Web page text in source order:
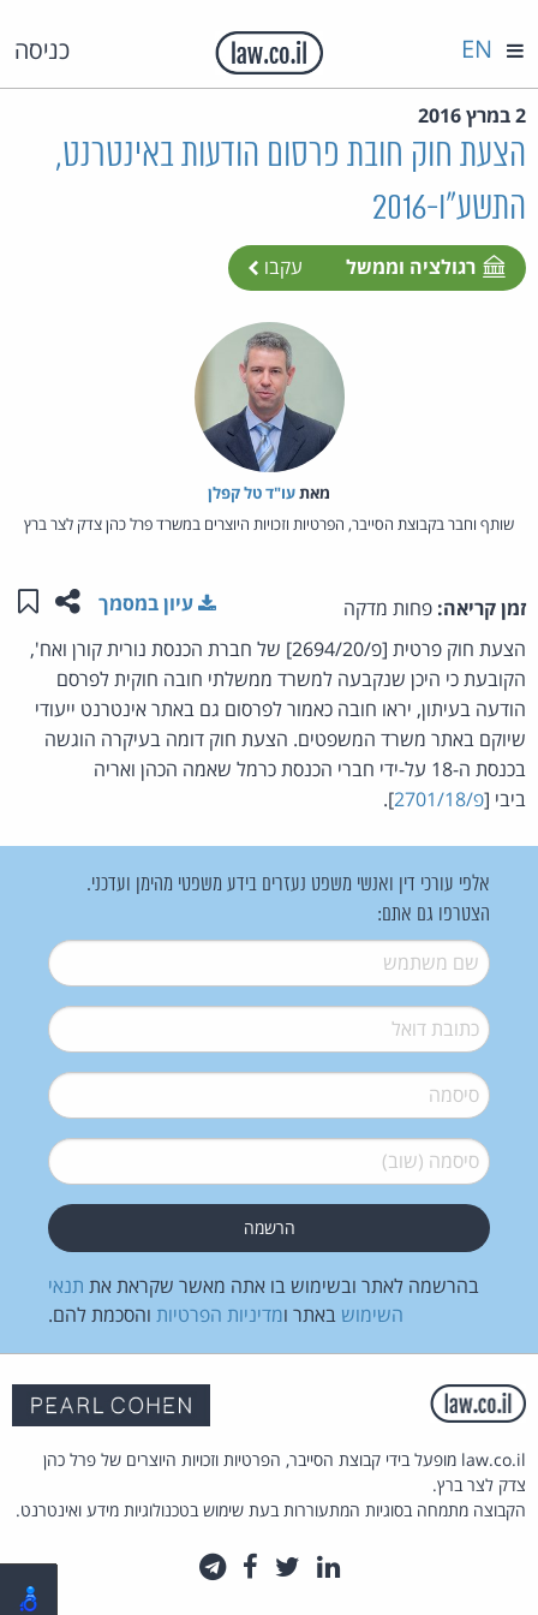
כניסה EN
2 במרץ 2016
הצעת חוק חובת פרסום הודעות באינטרנט,
התשע"ו-2016
רגולציה וממשל עקבו
מאת‏עו"ד טל קפלן
שותף וחבר בקבוצת הסייבר, הפרטיות וזכויות היוצרים במשרד פרל כהן צדק לצר ברץ
זמן קריאה: פחות מדקה שתפו
עיון במסמך
הצעת חוק פרטית [פ/2694/20] של חברת הכנסת נורית קורן ואח',
הקובעת כי היכן שנקבעה למשרד ממשלתי חובה חוקית לפרסם
הודעה בעיתון, יראו חובה כאמור לפרסום גם באתר אינטרנט ייעודי
שיוקם באתר משרד המשפטים. הצעת חוק דומה בעיקרה הוגשה
בכנסת ה-18 על-ידי חברי הכנסת כרמל שאמה הכהן ואריה
ביבי [פ/2701/18 ].
אלפי עורכי דין ואנשי משפט נעזרים בידע משפטי מהימן ועדכני.
הצטרפו גם אתם:
שם משתמש*
דואל*
סיסמה*
סיסמה (שוב)*
בהרשמה לאתר ובשימוש בו אתה מאשר שקראת את תנאי
השימוש באתר ומדיניות הפרטיות והסכמת להם.
law.co.il מופעל בידי קבוצת הסייבר, הפרטיות וזכויות היוצרים של פרל כהן
צדק לצר ברץ.
הקבוצה מתמחה בסוגיות המתעוררות בעת שימוש בטכנולוגיות מידע ואינטרנט.
לינקדאין
טוויטרפייסבוק